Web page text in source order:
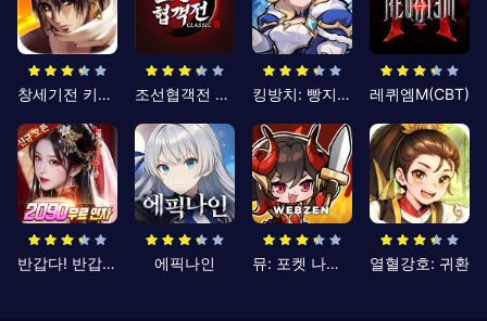
창세기전 키우기 조선협객전 클래식 킹방치: 빵지의 제왕 레퀴엠M(CBT)
반갑다! 반갑삼국지 에픽나인 뮤: 포켓 나이츠 열혈강호: 귀환